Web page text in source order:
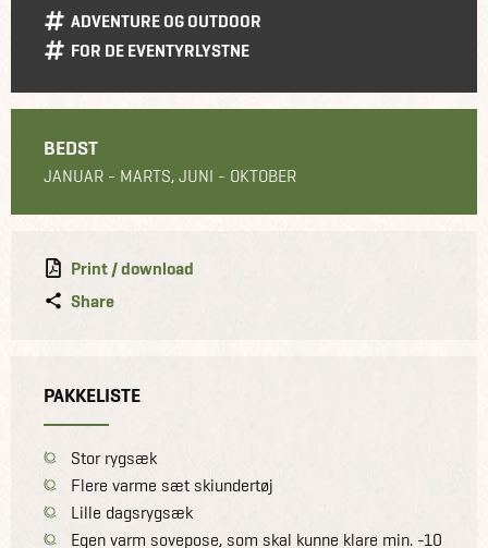
ADVENTURE OG OUTDOOR
FOR DE EVENTYRLYSTNE
BEDST
JANUAR - MARTS, JUNI - OKTOBER
Print / download
Share
PAKKELISTE
Stor rygsæk
Flere varme sæt skiundertøj
Lille dagsrygsæk
Egen varm sovepose, som skal kunne klare min. -10